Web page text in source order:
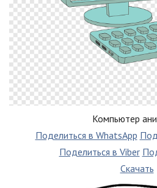
Компьютер
Поделиться в WhatsApp
Поделиться в Viber
Скачать